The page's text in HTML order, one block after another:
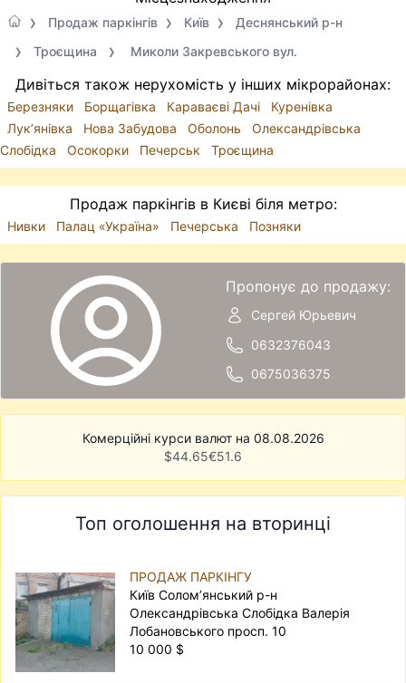
Продаж паркінгів Київ
Деснянський р-н
Троєщина
Миколи Закревського вул.
Дивіться також нерухомість у інших мікрорайонах:
Березняки Борщагівка Караваєві Дачі
Куренівка
Лук’янівка
Нова Забудова Оболонь
Олександрівська
Слобідка
Осокорки Печерськ Троєщина
Продаж паркінгів в Києві біля метро:
Нивки Палац «Україна» Печерська Позняки
Пропонує до продажу:
Сергей Юрьевич
0632376043
0675036375
Комерційні курси валют на 08.08.2026
$44.65€51.6
Топ оголошення на вторинці
ПРОДАЖ ПАРКІНГУ
Київ Солом’янський р-н
Олександрівська Слобідка Валерія
Лобановського просп. 10
10 000 $